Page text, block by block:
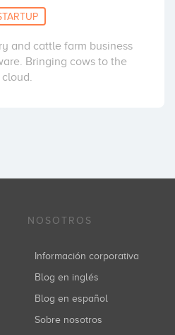
and cattle farm business
Bringing cows to the
cloud.
NOSOTROS
Información corporativa
Blog en inglés
Blog en español
Sobre nosotros